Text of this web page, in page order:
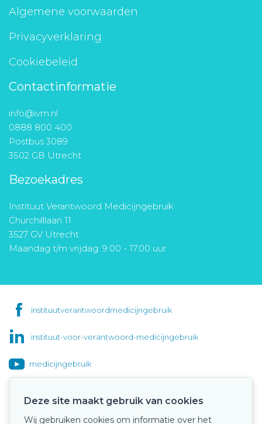
Algemene voorwaarden
Privacyverklaring
Cookiebeleid
Contactinformatie
info@ivm.nl
0888 800 400
Postbus 3089
3502 GB Utrecht
Bezoekadres
Instituut Verantwoord Medicijngebruik
Churchilllaan 11
3527 GV Utrecht
Maandag t/m vrijdag: 9.00 - 17.00 uur
instituutverantwoordmedicijngebruik
instituut-voor-verantwoord-medicijngebruik
medicijngebruik
Deze site maakt gebruik van cookies
Wij gebruiken cookies om informatie over het